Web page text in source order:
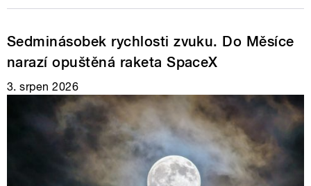
Sedminásobek rychlosti zvuku. Do Měsíce
narazí opuštěná raketa SpaceX
3. srpen 2026